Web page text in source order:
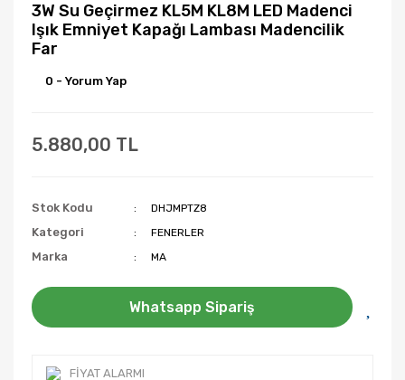
3W Su Geçirmez KL5M KL8M LED Madenci
Işık Emniyet Kapağı Lambası Madencilik
Far
0 - Yorum Yap
5.880,00 TL
Stok Kodu DHJMPTZ8
Kategori FENERLER
Marka MA
Whatsapp Sipariş
FIYAT ALARMI